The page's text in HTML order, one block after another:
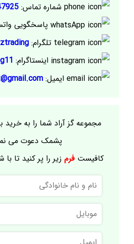
شماره تماس:
پاسخگویی
تلگرام:
اینستاگرام:
ایمیل:
مجموعه گز آراد شما را به
پشمک دعوت می
کافیستفرم زیر را پر کنید تا
نام
و
نام
خانوادگی
موبایل
ایمیل